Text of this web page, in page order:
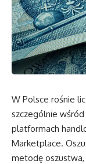
W Polsce rośnie
szczególnie
platformach
Marketplace.
metodę oszustwa,